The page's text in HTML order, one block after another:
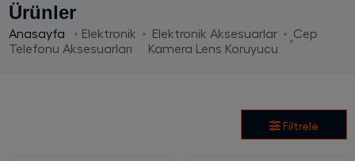
Ürünler
Anasayfa Elektronik Elektronik Aksesuarlar
Cep
Telefonu Aksesuarları
Kamera Lens Koruyucu
Filtrele